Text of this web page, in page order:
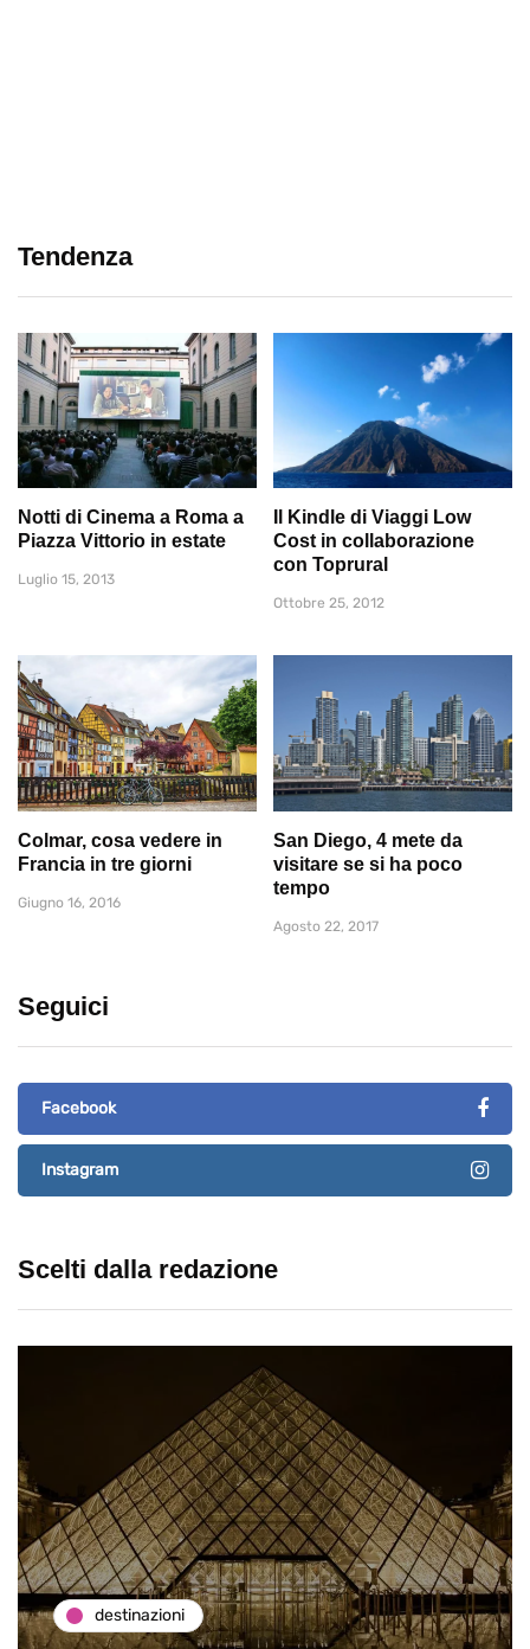
Tendenza
Notti di Cinema a Roma a
Piazza Vittorio in estate
Luglio 15, 2013
Il Kindle di Viaggi Low
Cost in collaborazione
con Toprural
Ottobre 25, 2012
Colmar, cosa vedere in
Francia in tre giorni
Giugno 16, 2016
San Diego, 4 mete da
visitare se si ha poco
tempo
Agosto 22, 2017
Seguici
Facebook
Instagram
Scelti dalla redazione
destinazioni